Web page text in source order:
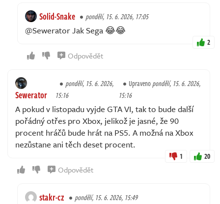
Solid-Snake pondělí, 15. 6. 2026, 17:05
@Sewerator Jak Sega 😂😂
2
Odpovědět
Sewerator
pondělí, 15. 6. 2026,
15:16
Upravenopondělí, 15. 6. 2026,
15:16
A pokud v listopadu vyjde GTA VI, tak to bude další
pořádný otřes pro Xbox, jelikož je jasné, že 90
procent hráčů bude hrát na PS5. A možná na Xbox
nezůstane ani těch deset procent.
1 20
Odpovědět
stakr-cz pondělí, 15. 6. 2026, 15:49